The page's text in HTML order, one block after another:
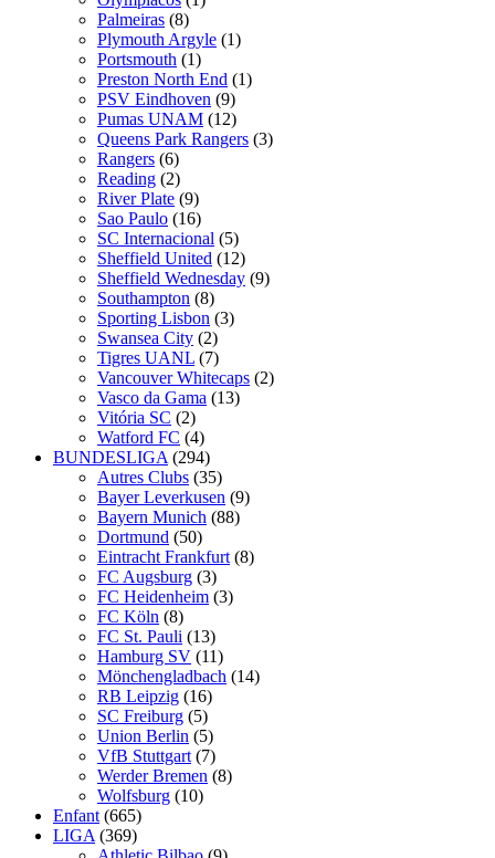
Palmeiras (8)
Plymouth Argyle (1)
Portsmouth (1)
Preston North End (1)
PSV Eindhoven (9)
Pumas UNAM (12)
Queens Park Rangers (3)
Rangers (6)
Reading (2)
River Plate (9)
Sao Paulo (16)
SC Internacional (5)
Sheffield United (12)
Sheffield Wednesday (9)
Southampton (8)
Sporting Lisbon (3)
Swansea City (2)
Tigres UANL (7)
Vancouver Whitecaps (2)
Vasco da Gama (13)
Vitória SC (2)
Watford FC (4)
BUNDESLIGA (294)
Autres Clubs (35)
Bayer Leverkusen (9)
Bayern Munich (88)
Dortmund (50)
Eintracht Frankfurt (8)
FC Augsburg (3)
FC Heidenheim (3)
FC Köln (8)
FC St. Pauli (13)
Hamburg SV (11)
Mönchengladbach (14)
RB Leipzig (16)
SC Freiburg (5)
Union Berlin (5)
VfB Stuttgart (7)
Werder Bremen (8)
Wolfsburg (10)
Enfant (665)
LIGA (369)